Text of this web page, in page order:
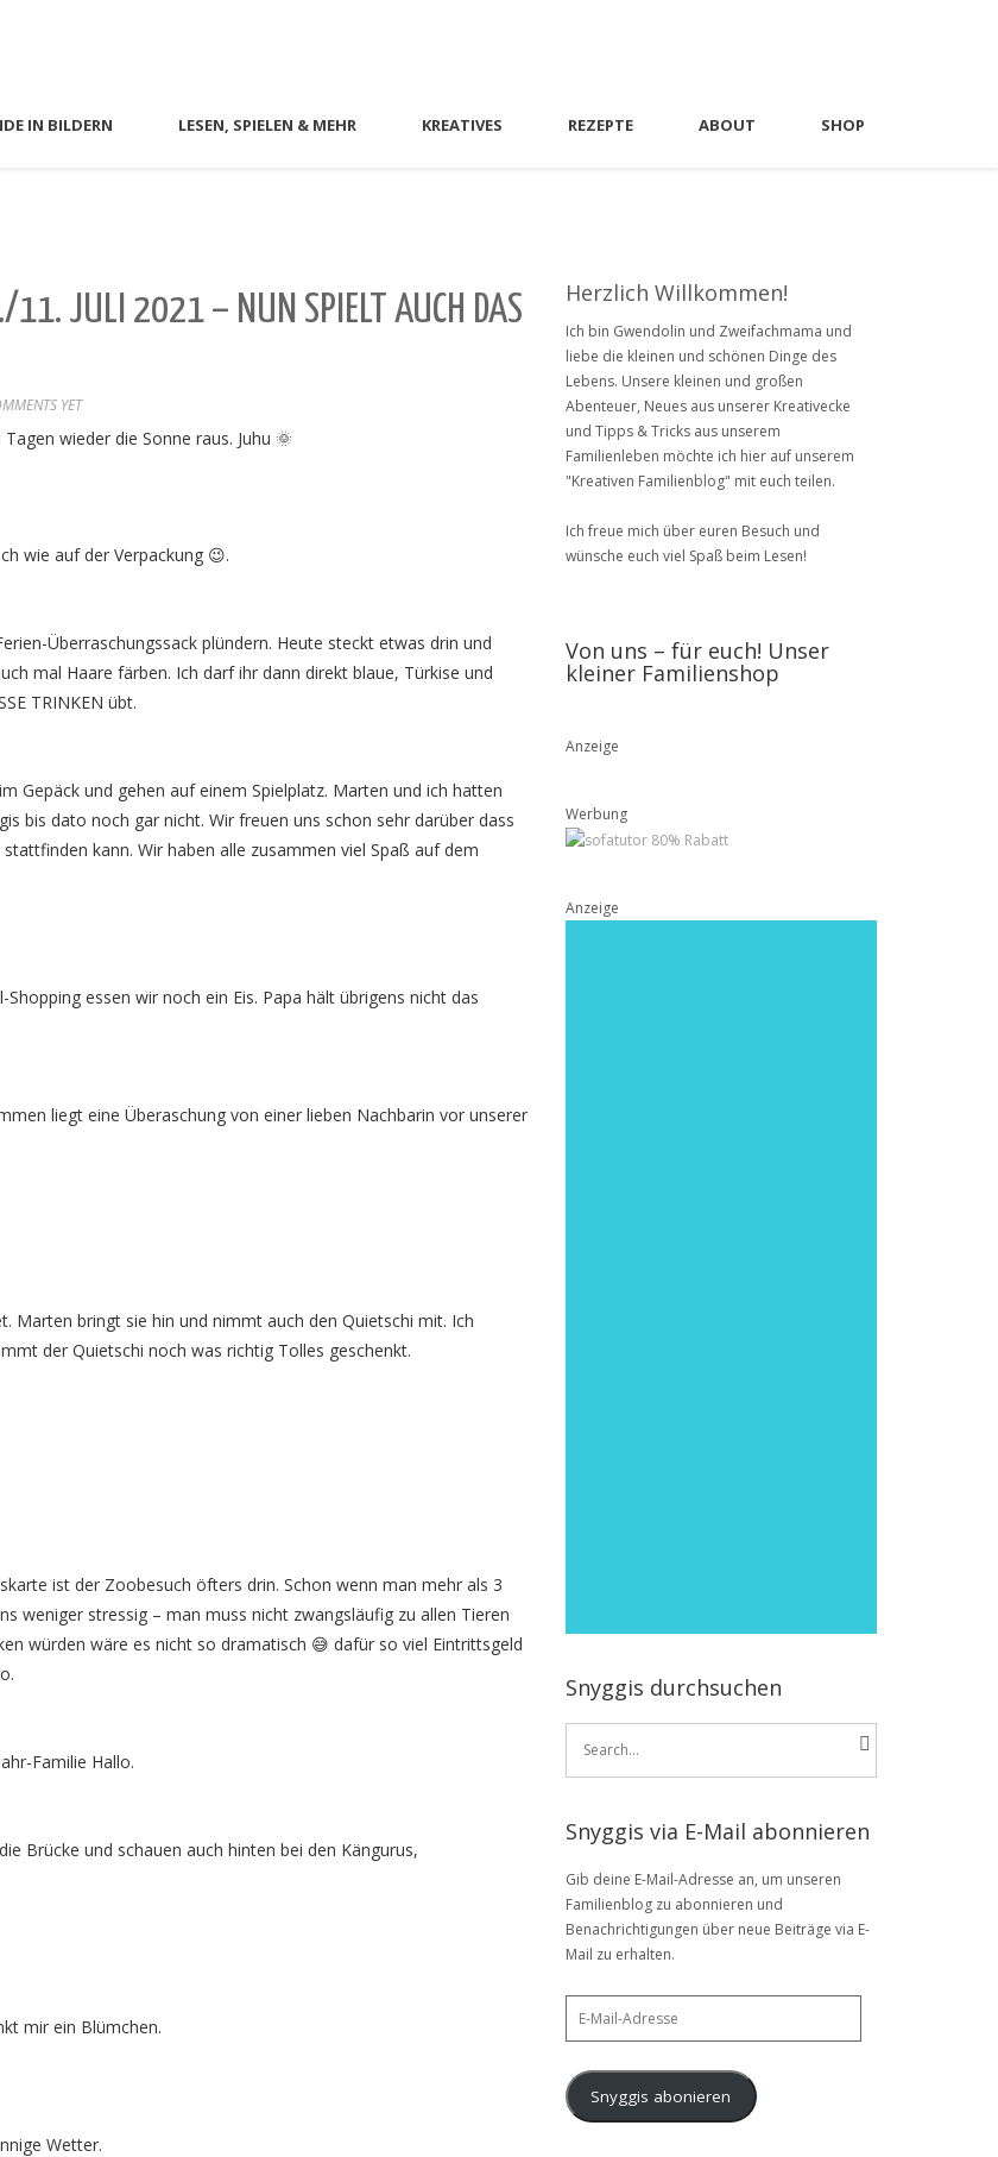
IN BILDERN LESEN, SPIELEN & MEHR KREATIVES REZEPTE ABOUT SHOP
11. JULI 2021 – NUN SPIELT AUCH DAS
YET
wieder die Sonne raus. Juhu 🌞
wie auf der Verpackung 😉.
Überraschungssack plündern. Heute steckt etwas drin und
mal Haare färben. Ich darf ihr dann direkt blaue, Türkise und
TRINKEN übt.
Gepäck und gehen auf einem Spielplatz. Marten und ich hatten
bis dato noch gar nicht. Wir freuen uns schon sehr darüber dass
kann. Wir haben alle zusammen viel Spaß auf dem
essen wir noch ein Eis. Papa hält übrigens nicht das
liegt eine Überaschung von einer lieben Nachbarin vor unserer
Marten bringt sie hin und nimmt auch den Quietschi mit. Ich
der Quietschi noch was richtig Tolles geschenkt.
ist der Zoobesuch öfters drin. Schon wenn man mehr als 3
weniger stressig – man muss nicht zwangsläufig zu allen Tieren
würden wäre es nicht so dramatisch 😅 dafür so viel Eintrittsgeld
Familie Hallo.
Brücke und schauen auch hinten bei den Kängurus,
mir ein Blümchen.
Wetter.
Herzlich Willkommen!
Ich bin Gwendolin und Zweifachmama und
liebe die kleinen und schönen Dinge des
Lebens. Unsere kleinen und großen
Abenteuer, Neues aus unserer Kreativecke
und Tipps & Tricks aus unserem
Familienleben möchte ich hier auf unserem
"Kreativen Familienblog" mit euch teilen.
Ich freue mich über euren Besuch und
wünsche euch viel Spaß beim Lesen!
Von uns – für euch! Unser
kleiner Familienshop
Anzeige
Werbung
Anzeige
Snyggis durchsuchen
Search
Snyggis via E-Mail abonnieren
Gib deine E-Mail-Adresse an, um unseren
Familienblog zu abonnieren und
Benachrichtigungen über neue Beiträge via E-
Mail zu erhalten.
Snyggis abonieren